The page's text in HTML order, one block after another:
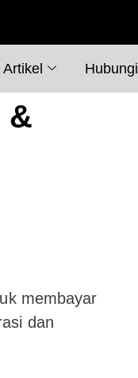
Artikel Hubungi
&
membayar
dan